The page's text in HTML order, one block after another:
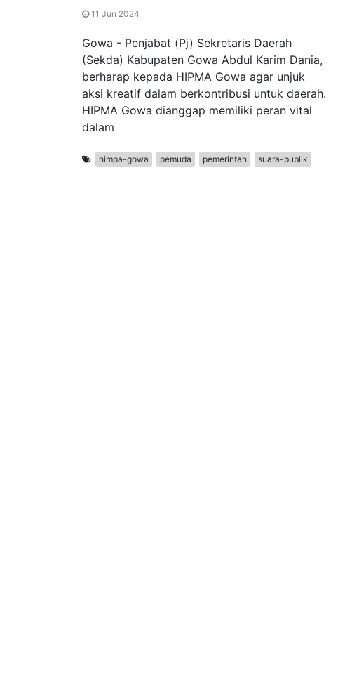
11 Jun 2024
Gowa - Penjabat (Pj) Sekretaris Daerah
(Sekda) Kabupaten Gowa Abdul Karim Dania,
berharap kepada HIPMA Gowa agar unjuk
aksi kreatif dalam berkontribusi untuk daerah.
HIPMA Gowa dianggap memiliki peran vital
dalam
himpa-gowa pemuda pemerintah suara-publik